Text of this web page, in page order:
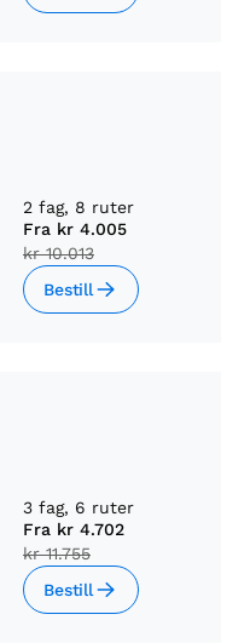
2 fag, 8 ruter
Fra kr 4.005
kr 10.013
Bestill
3 fag, 6 ruter
Fra kr 4.702
kr 11.755
Bestill